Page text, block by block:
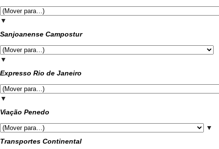
▼
Sanjoanense Campostur
▼
Expresso Rio de Janeiro
▼
Viação Penedo
▼
Transportes Continental